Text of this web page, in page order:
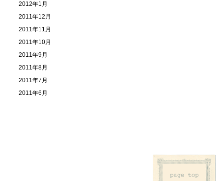
2012年1月
2011年12月
2011年11月
2011年10月
2011年9月
2011年8月
2011年7月
2011年6月